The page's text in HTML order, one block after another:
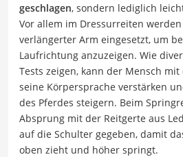
geschlagen, sondern lediglich
Vor allem im Dressurreiten
verlängerter Arm eingesetzt, um
Laufrichtung anzuzeigen. Wie
Tests zeigen, kann der Mensch
seine Körpersprache verstärken
des Pferdes steigern. Beim
Absprung mit der Reitgerte aus
auf die Schulter gegeben, damit
oben zieht und höher springt.